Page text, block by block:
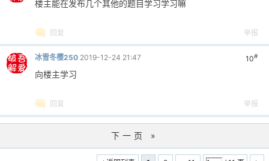
楼主能在发布几个其他的题目学习学习嘛
回复 举报
10#
冰雪冬樱250 2019-12-24 21:47
向楼主学习
回复 举报
下一页 »